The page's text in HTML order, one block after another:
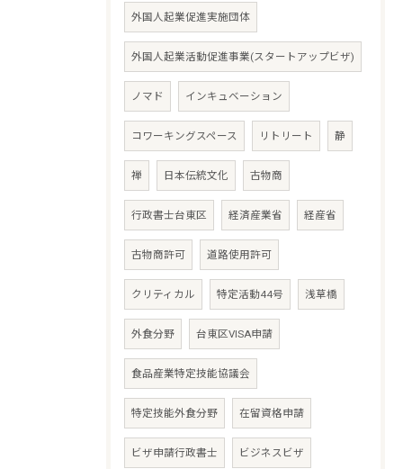
外国人起業促進実施団体
外国人起業活動促進事業(スタートアップビザ)
ノマド インキュベーション
コワーキングスペース リトリート 静
禅 日本伝統文化 古物商
行政書士台東区 経済産業省 経産省
古物商許可 道路使用許可
クリティカル 特定活動44号 浅草橋
外食分野 台東区VISA申請
食品産業特定技能協議会
特定技能外食分野 在留資格申請
ビザ申請行政書士 ビジネスビザ